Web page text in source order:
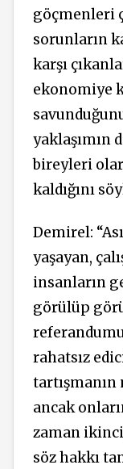
göçmenleri
sorunların
karşı
ekonomiye
yaklaşımın
bireyleri
kaldığını
Demirel: “
yaşayan,
insanların
görülüp
rahatsız
tartışmanın
ancak
zaman
söz hakkı